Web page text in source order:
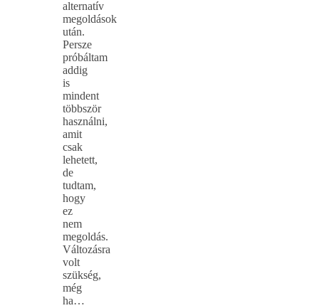
alternatív
megoldások
után.
Persze
próbáltam
addig
is
mindent
többször
használni,
amit
csak
lehetett,
de
tudtam,
hogy
ez
nem
megoldás.
Változásra
volt
szükség,
még
ha…